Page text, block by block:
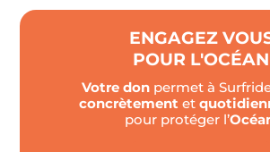
ENGAGEZ
POUR L'OCÉAN
Votre donpermet à
concrètement et
pour protéger l’